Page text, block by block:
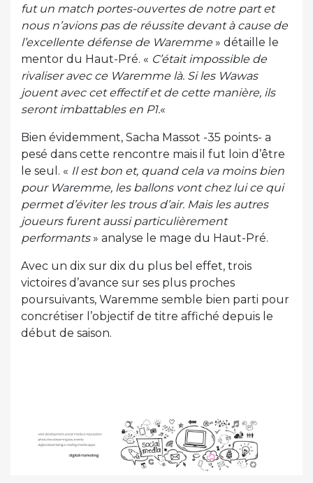
fut un match portes-ouvertes de notre part et
nous n’avions pas de réussite devant à cause de
l’excellente défense de Waremme» détaille le
mentor du Haut-Pré. « C’était impossible de
rivaliser avec ce Waremme là. Si les Wawas
jouent avec cet effectif et de cette manière, ils
seront imbattables en P1.«
Bien évidemment, Sacha Massot -35 points- a
pesé dans cette rencontre mais il fut loin d’être
le seul. « Il est bon et, quand cela va moins bien
pour Waremme, les ballons vont chez lui ce qui
permet d’éviter les trous d’air. Mais les autres
joueurs furent aussi particulièrement
performants» analyse le mage du Haut-Pré.
Avec un dix sur dix du plus bel effet, trois
victoires d’avance sur ses plus proches
poursuivants, Waremme semble bien parti pour
concrétiser l’objectif de titre affiché depuis le
début de saison.